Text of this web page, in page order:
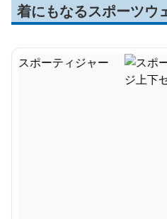
着にもなるスポーツウ